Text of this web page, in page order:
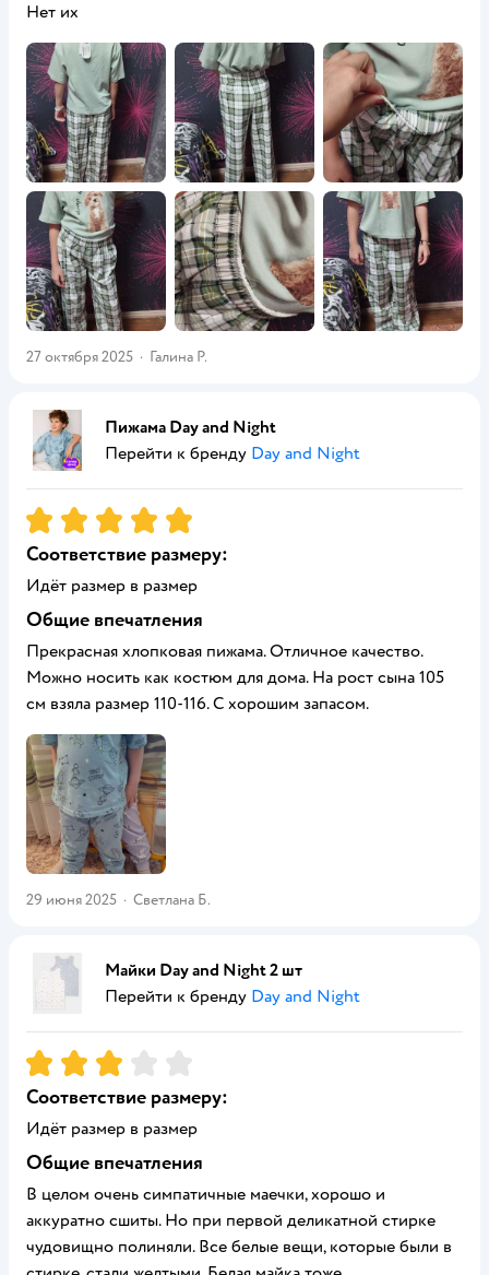
Нет их
27 октября 2025 · Галина Р.
Пижама Day and Night
Перейти к бренду Day and Night
Рейтинг:5
Соответствие размеру:
Идёт размер в размер
Общие впечатления
Прекрасная хлопковая пижама. Отличное качество.
Можно носить как костюм для дома. На рост сына 105
см взяла размер 110-116. С хорошим запасом.
29 июня 2025 · Светлана Б.
Майки Day and Night 2 шт
Перейти к бренду Day and Night
Рейтинг:3
Соответствие размеру:
Идёт размер в размер
Общие впечатления
В целом очень симпатичные маечки, хорошо и
аккуратно сшиты. Но при первой деликатной стирке
чудовищно полиняли. Все белые вещи, которые были в